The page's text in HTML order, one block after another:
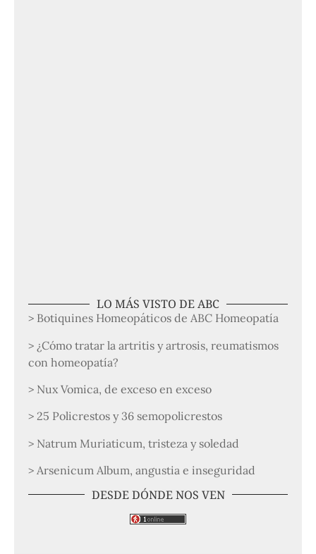
LO MÁS VISTO DE ABC
> Botiquines Homeopáticos de ABC Homeopatía
> ¿Cómo tratar la artritis y artrosis, reumatismos
con homeopatía?
> Nux Vomica, de exceso en exceso
> 25 Policrestos y 36 semopolicrestos
> Natrum Muriaticum, tristeza y soledad
> Arsenicum Album, angustia e inseguridad
DESDE DÓNDE NOS VEN